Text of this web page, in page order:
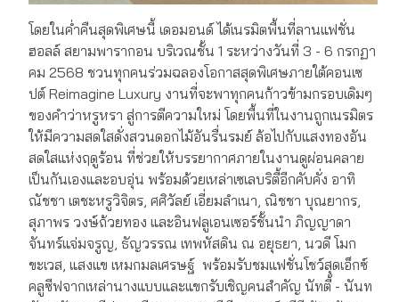
โดยในค่ำคืนสุดพิเศษนี้ เดอมอนด์ ได้เนรมิตพื้นที่ลานแฟชั่น
ฮอลล์ สยามพารากอน บริเวณชั้น 1 ระหว่างวันที่ 3 - 6 กรกฏา
คม 2568 ชวนทุกคนร่วมฉลองโอกาสสุดพิเศษภายใต้คอนเซ
ปต์ Reimagine Luxury งานที่จะพาทุกคนก้าวข้ามกรอบเดิมๆ
ของคำว่าหรูหรา สู่การตีความใหม่ โดยพื้นที่ในงานถูกเนรมิตร
ให้มีความสดใสดั่งสวนดอกไม้อันรื่นรมย์ ล้อไปกับแสงทองอัน
สดใสแห่งฤดูร้อน ที่ช่วยให้บรรยากาศภายในงานดูผ่อนคลาย
เป็นกันเองและอบอุ่น พร้อมด้วยเหล่าเซเลบริตี้อีกคับคั่ง อาทิ
ณัชชา เตชะหรูวิจิตร, ศศิวัลย์ เอี่ยมลำเนา, ณิชชา บุณยากร,
สุภาพร วงษ์ถ้วยทอง และอินฟลูเอนเซอร์ชั้นนำ ภิญญาดา
จันทร์แจ่มจรูญ, ธัญวรรณ เทพหัสดิน ณ อยุธยา, นวดี โมก
ขะเวส, แสงแข เหมกมลเศรษฐ์ พร้อมรับชมแฟชั่นโชว์สุดเอ็กซ์
คลูซีฟจากเหล่านางแบบและแขกรับเชิญคนสำคัญ นัทตี้ - นันท